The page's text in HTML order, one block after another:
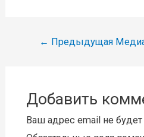
Навигация
← Предыдущая
Добавить
Ваш адрес email не будет